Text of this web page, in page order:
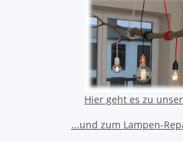
Hier geht es zu
...und zum Lampen-